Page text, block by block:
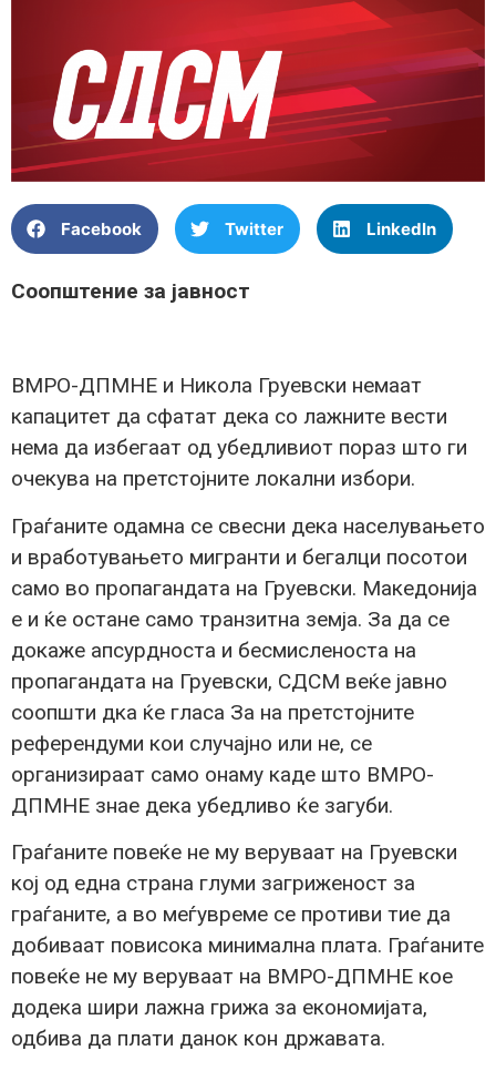
Facebook Twitter LinkedIn
Соопштение за јавност
ВМРО-ДПМНЕ и Никола Груевски немаат
капацитет да сфатат дека со лажните вести
нема да избегаат од убедливиот пораз што ги
очекува на претстојните локални избори.
Граѓаните одамна се свесни дека населувањето
и вработувањето мигранти и бегалци посотои
само во пропагандата на Груевски. Македонија
е и ќе остане само транзитна земја. За да се
докаже апсурдноста и бесмисленоста на
пропагандата на Груевски, СДСМ веќе јавно
соопшти дка ќе гласа За на претстојните
референдуми кои случајно или не, се
организираат само онаму каде што ВМРО-
ДПМНЕ знае дека убедливо ќе загуби.
Граѓаните повеќе не му веруваат на Груевски
кој од една страна глуми загриженост за
граѓаните, а во меѓувреме се противи тие да
добиваат повисока минимална плата. Граѓаните
повеќе не му веруваат на ВМРО-ДПМНЕ кое
додека шири лажна грижа за економијата,
одбива да плати данок кон државата.